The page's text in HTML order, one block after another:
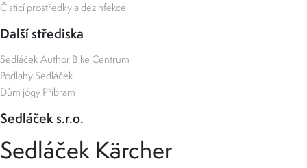
Čisticí prostředky a dezinfekce
Další střediska
Sedláček Author Bike Centrum
Podlahy Sedláček
Dům jógy Příbram
Sedláček s.r.o.
Sedláček Kärcher